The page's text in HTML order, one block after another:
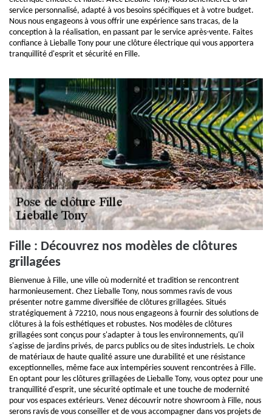
service personnalisé, adapté à vos besoins spécifiques et à votre budget.
Nous nous engageons à vous offrir une expérience sans tracas, de la
conception à la réalisation, en passant par le service après-vente. Faites
confiance à Lieballe Tony pour une clôture électrique qui vous apportera
tranquillité d'esprit et sécurité en Fille.
Fille : Découvrez nos modèles de clôtures
grillagées
Bienvenue à Fille, une ville où modernité et tradition se rencontrent
harmonieusement. Chez Lieballe Tony, nous sommes ravis de vous
présenter notre gamme diversifiée de clôtures grillagées. Situés
stratégiquement à 72210, nous nous engageons à fournir des solutions de
clôtures à la fois esthétiques et robustes. Nos modèles de clôtures
grillagées sont conçus pour s'adapter à tous les environnements, qu'il
s'agisse de jardins privés, de parcs publics ou de sites industriels. Le choix
de matériaux de haute qualité assure une durabilité et une résistance
exceptionnelles, même face aux intempéries souvent rencontrées à Fille.
En optant pour les clôtures grillagées de Lieballe Tony, vous optez pour une
tranquillité d'esprit, une sécurité optimale et une touche de modernité
pour vos espaces extérieurs. Venez découvrir notre showroom à Fille, nous
serons ravis de vous conseiller et de vous accompagner dans vos projets de